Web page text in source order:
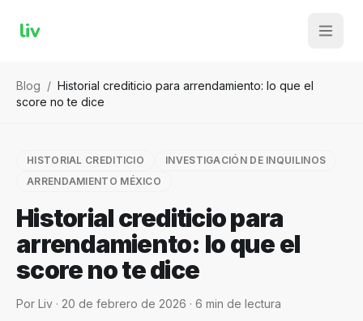
liv
Blog / Historial crediticio para arrendamiento: lo que el
score no te dice
HISTORIAL CREDITICIO
INVESTIGACIÓN DE INQUILINOS
ARRENDAMIENTO MÉXICO
Historial crediticio para
arrendamiento: lo que el
score no te dice
Por Liv · 20 de febrero de 2026 · 6 min de lectura